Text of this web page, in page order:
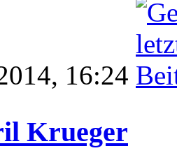
16:24
Krueger